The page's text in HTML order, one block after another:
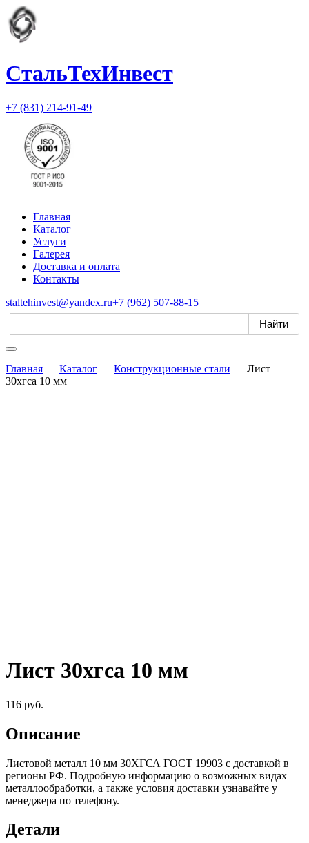
СтальТехИнвест
+7 (831) 214-91-49
Главная
Каталог
Услуги
Галерея
Доставка и оплата
Контакты
staltehinvest@yandex.ru+7 (962) 507-88-15
Главная — Каталог — Конструкционные стали — Лист
30хгса 10 мм
Лист 30хгса 10 мм
116 руб.
Описание
Листовой металл 10 мм 30ХГСА ГОСТ 19903 c доставкой в
регионы РФ. Подробную информацию о возможных видах
металлообработки, а также условия доставки узнавайте у
менеджера по телефону.
Детали